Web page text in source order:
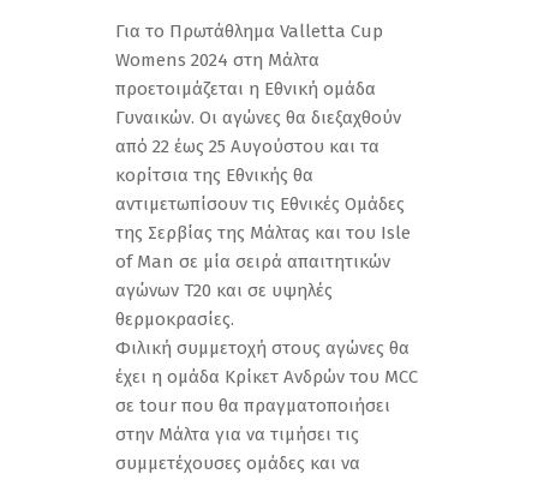
Για το Πρωτάθλημα Valletta Cup
Womens 2024 στη Μάλτα
προετοιμάζεται η Εθνική ομάδα
Γυναικών. Οι αγώνες θα διεξαχθούν
από 22 έως 25 Αυγούστου και τα
κορίτσια της Εθνικής θα
αντιμετωπίσουν τις Εθνικές Ομάδες
της Σερβίας της Μάλτας και του Ιsle
of Man σε μία σειρά απαιτητικών
αγώνων Τ20 και σε υψηλές
θερμοκρασίες.
Φιλική συμμετοχή στους αγώνες θα
έχει η ομάδα Κρίκετ Ανδρών του MCC
σε tour που θα πραγματοποιήσει
στην Μάλτα για να τιμήσει τις
συμμετέχουσες ομάδες και να